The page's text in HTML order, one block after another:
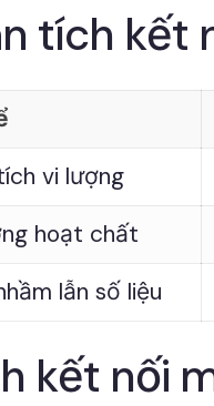
tích kết
vi lượng
hoạt chất
lẫn số liệu
kết nối